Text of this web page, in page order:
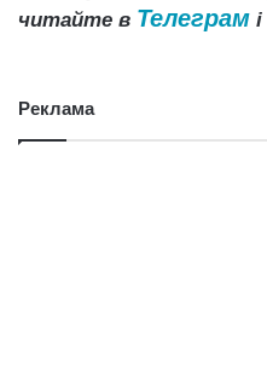
читайте в Телеграм і
Реклама